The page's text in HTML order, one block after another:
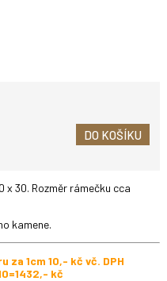
DO KOŠÍKU
x 30. Rozměr rámečku cca
kamene.
za 1cm 10,- kč vč. DPH
kč